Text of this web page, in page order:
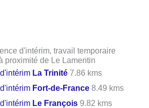
d'intérim, travail temporaire
proximité de Le Lamentin
La Trinité 7.86 kms
Fort-de-France 8.49 kms
Le François 9.82 kms